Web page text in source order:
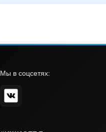
Мы в соцсетях: